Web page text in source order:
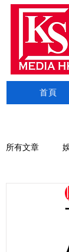
首頁
所有文章